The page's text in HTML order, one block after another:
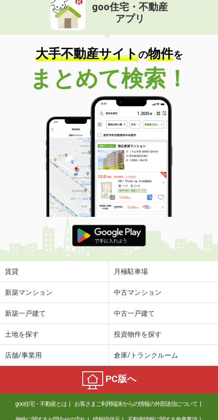
goo住宅・不動産
アプリ
大手不動産サイトの物件を
まとめて検索！
賃貸 月極駐車場
新築マンション 中古マンション
新築一戸建て 中古一戸建て
土地を探す 投資物件を探す
店舗/事業用 倉庫/トランクルーム
PC版へ
goo住宅・不動産とは お客さまご利用端末からの情報の外部送信について